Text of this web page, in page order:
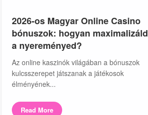
2026-os Magyar Online Casino
bónuszok: hogyan maximalizáld
a nyereményed?
Az online kaszinók világában a bónuszok
kulcsszerepet játszanak a játékosok
élményének...
Read More